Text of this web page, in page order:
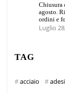
Chiusura
agosto.
ordini e
Luglio
TAG
acciaio